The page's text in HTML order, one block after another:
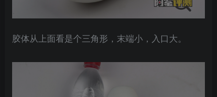
胶体从上面看是个三角形，末端小，入口大。